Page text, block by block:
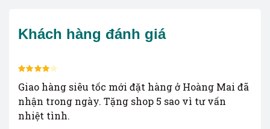
Khách hàng đánh giá
out of 5
Giao hàng siêu tốc mới đặt hàng ở Hoàng Mai đã
nhận trong ngày. Tặng shop 5 sao vì tư vấn
nhiệt tình.